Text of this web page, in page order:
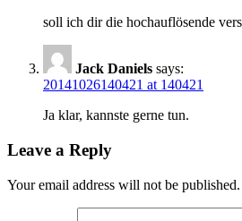
soll ich dir die hochauflösende
Jack Daniels says:
20141026140421 at 140421
Ja klar, kannste gerne tun.
Leave a Reply
Your email address will not be published.